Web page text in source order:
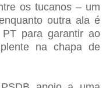
os tucanos – um
outra ala é
para garantir ao
na chapa de